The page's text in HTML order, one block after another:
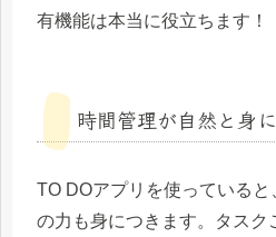
有機能は本当に役立ちます！
時間管理が自然と身
TO DOアプリを使っていると
の力も身につきます。タスク